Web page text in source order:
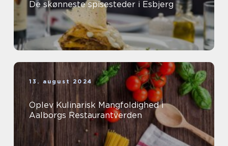
De skønneste spisesteder i Esbjerg
13. august 2024
Oplev Kulinarisk Mangfoldighed i
Aalborgs Restaurantverden